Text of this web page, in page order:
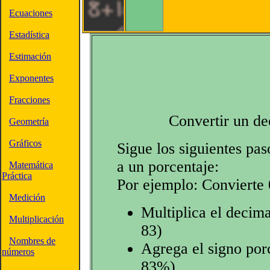
Ecuaciones
Estadística
Estimación
Exponentes
Fracciones
Geometría
Gráficos
Matemática
Práctica
Medición
Multiplicación
Nombres de
números
Convertir un
Sigue los siguientes
a un porcentaje:
Por ejemplo: Convierte
Multiplica el
83)
Agrega el signo